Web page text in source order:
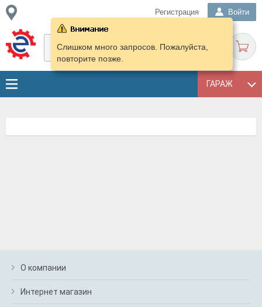
Регистрация Войти
ГАРАЖ
Слишком много запросов. Пожалуйста,
повторите позже.
О компании
Интернет магазин